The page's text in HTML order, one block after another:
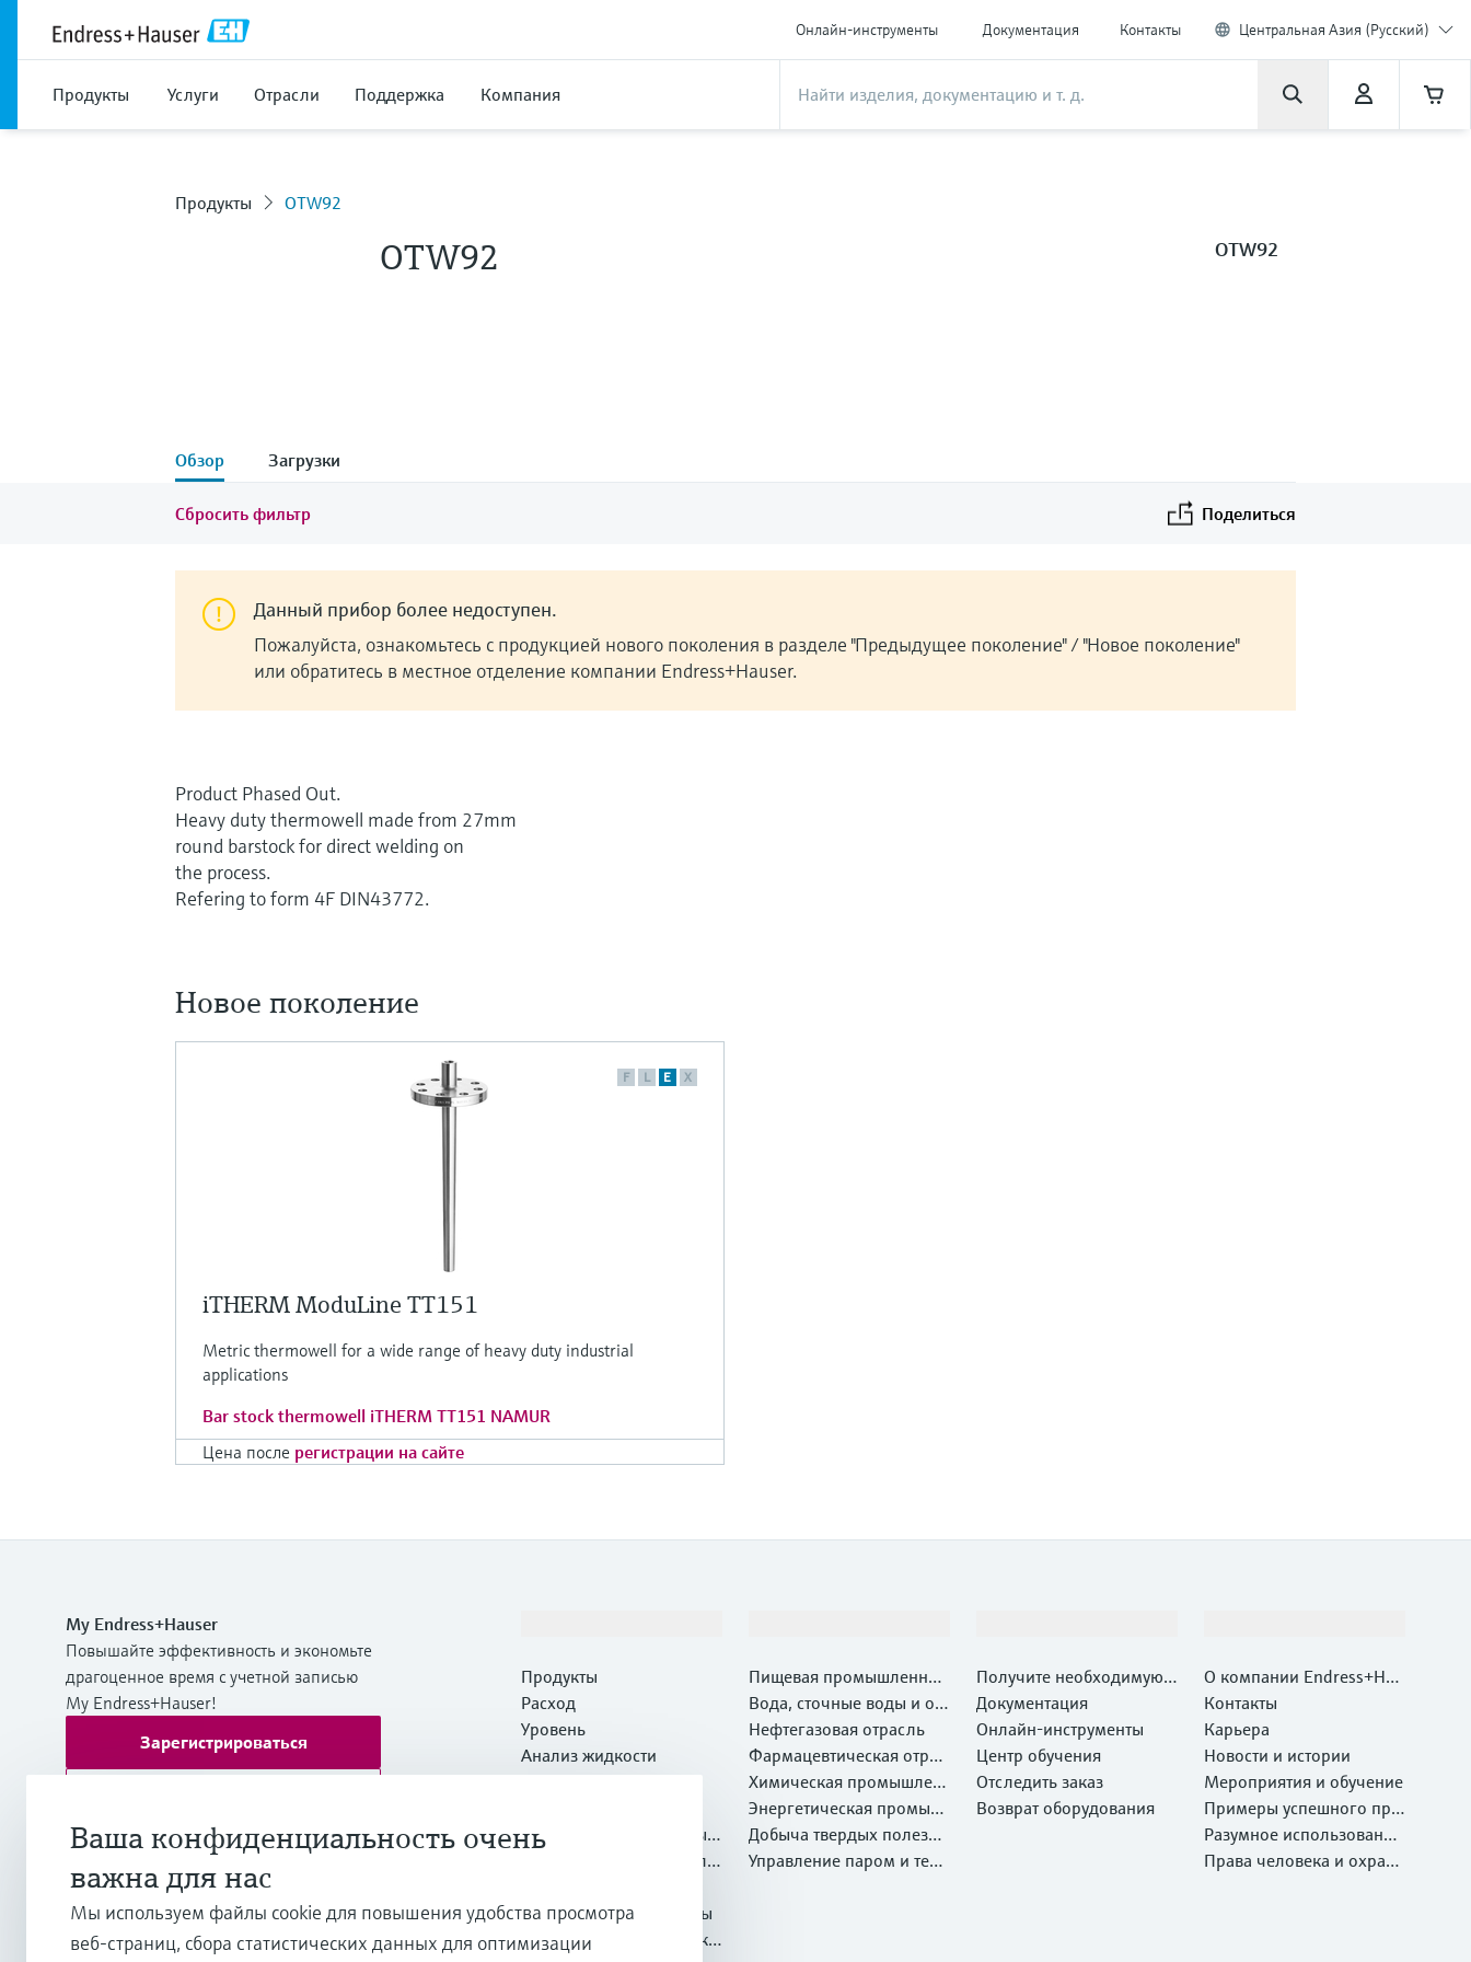
Онлайн-инструменты Документация Контакты Центральная Азия (Русский)
Продукты Услуги Отрасли Поддержка Компания
Продукты OTW92
OTW92 OTW92
Обзор Загрузки
Сбросить фильтр Поделиться
Данный прибор более недоступен.
Пожалуйста, ознакомьтесь с продукцией нового поколения в разделе "Предыдущее поколение" / "Новое поколение"
или обратитесь в местное отделение компании Endress+Hauser.
Product Phased Out.
Heavy duty thermowell made from 27mm
round barstock for direct welding on
the process.
Refering to form 4F DIN43772.
Новое поколение
F L E X
iTHERM ModuLine TT151
Metric thermowell for a wide range of heavy duty industrial
applications
Bar stock thermowell iTHERM TT151 NAMUR
Цена после регистрации на сайте
My Endress+Hauser
Повышайте эффективность и экономьте
драгоценное время с учетной записью
My Endress+Hauser!
Зарегистрироваться
Дополнительная информация
ТОО "Эндресс+Хаузер (Казахстан)"
Казахстан
Продукты
Расход
Уровень
Анализ жидкости
Температура
Системные компоненты и
Оптический метод анали
Программные продукты
Рекомендуемые продукт
Пищевая промышленнос
ть
Вода, сточные воды и отх
оды
Нефтегазовая отрасль
Фармацевтическая отрас
ль
Химическая промышлен
ность
Энергетическая промыш
ленность
Добыча твердых полезны
х ископаемых и Металлу
Управление паром и техн
Получите необходимую п
оддержку быстро!
Документация
Онлайн-инструменты
Центр обучения
Отследить заказ
Возврат оборудования
О компании Endress+Hau
ser
Контакты
Карьера
Новости и истории
Мероприятия и обучение
Примеры успешного при
менения
Разумное использование
ресурсов
Права человека и охрана
Ваша конфиденциальность очень
важна для нас
Мы используем файлы cookie для повышения удобства просмотра
веб-страниц, сбора статистических данных для оптимизации